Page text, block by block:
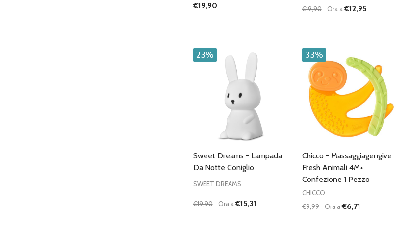
€19,90
€19,90
Ora a€12,95
23%
Sweet Dreams - Lampada
Da Notte Coniglio
SWEET DREAMS
€19,90 Ora a€15,31
33%
Chicco - Massaggiagengive
Fresh Animali 4M+
Confezione 1 Pezzo
CHICCO
€9,99
Ora a€6,71